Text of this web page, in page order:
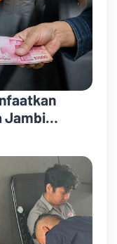
Jambi
Janji